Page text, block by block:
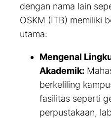
dengan nama lain
OSKM (ITB) memiliki
utama:
Mengenal
Akademik:
berkeliling
fasilitas seperti
perpustakaan,